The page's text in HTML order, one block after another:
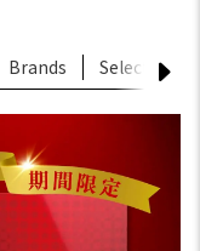
Brands Select